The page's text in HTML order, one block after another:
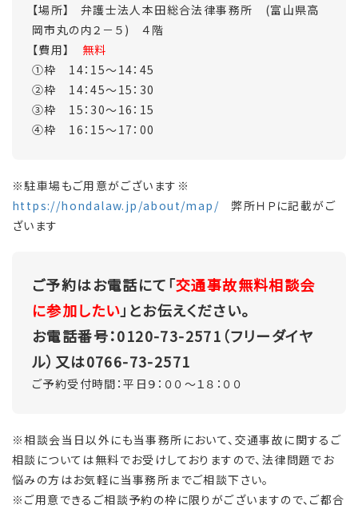
【場所】 弁護士法人本田総合法律事務所 (富山県高
岡市丸の内２－５) ４階
【費用】 無料
①枠 14：15～14：45
②枠 14：45～15：30
③枠 15：30～16：15
④枠 16：15～17：00
※駐車場もご用意がございます※
https://hondalaw.jp/about/map/ 弊所ＨＰに記載がご
ざいます
ご予約はお電話にて「交通事故無料相談会
に参加したい」とお伝えください。
お電話番号：0120-73-2571（フリーダイヤ
ル）又は0766-73-2571
ご予約受付時間：平日９：００～１８：００
※相談会当日以外にも当事務所において、交通事故に関するご
相談については無料でお受けしておりますので、法律問題でお
悩みの方はお気軽に当事務所までご相談下さい。
※ご用意できるご相談予約の枠に限りがございますので、ご都合